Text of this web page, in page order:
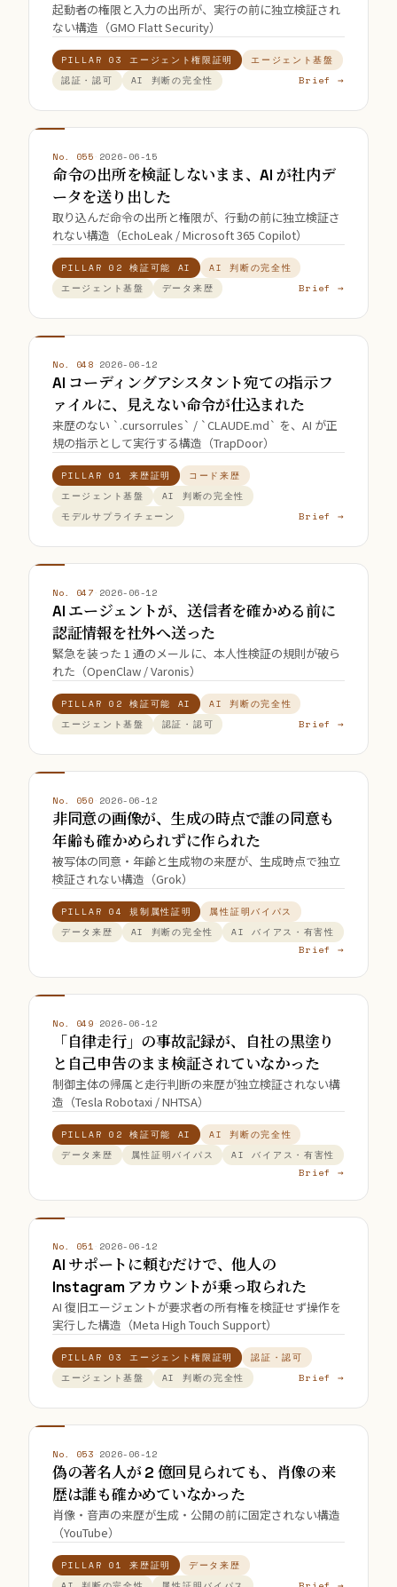
起動者の権限と入力の出所が、実行の前に独立検証され
ない構造（GMO Flatt Security）
PILLAR 03 エージェント権限証明
エージェント基盤
認証・認可
AI 判断の完全性 Brief →
No. 055 2026-06-15
命令の出所を検証しないまま、AI が社内デ
ータを送り出した
取り込んだ命令の出所と権限が、行動の前に独立検証さ
れない構造（EchoLeak / Microsoft 365 Copilot）
PILLAR 02 検証可能 AI
AI 判断の完全性
エージェント基盤
データ来歴 Brief →
No. 048 2026-06-12
AI コーディングアシスタント宛ての指示フ
ァイルに、見えない命令が仕込まれた
来歴のない `.cursorrules` / `CLAUDE.md` を、AI が正
規の指示として実行する構造（TrapDoor）
PILLAR 01 来歴証明
コード来歴
エージェント基盤
AI 判断の完全性
モデルサプライチェーン
Brief →
No. 047 2026-06-12
AI エージェントが、送信者を確かめる前に
認証情報を社外へ送った
緊急を装った 1 通のメールに、本人性検証の規則が破ら
れた（OpenClaw / Varonis）
PILLAR 02 検証可能 AI
AI 判断の完全性
エージェント基盤
認証・認可 Brief →
No. 050 2026-06-12
非同意の画像が、生成の時点で誰の同意も
年齢も確かめられずに作られた
被写体の同意・年齢と生成物の来歴が、生成時点で独立
検証されない構造（Grok）
PILLAR 04 規制属性証明
属性証明バイパス
データ来歴
AI 判断の完全性 AI バイアス・有害性
Brief →
No. 049 2026-06-12
「自律走行」の事故記録が、自社の黒塗り
と自己申告のまま検証されていなかった
制御主体の帰属と走行判断の来歴が独立検証されない構
造（Tesla Robotaxi / NHTSA）
PILLAR 02 検証可能 AI
AI 判断の完全性
データ来歴
属性証明バイパス AI バイアス・有害性
Brief →
No. 051 2026-06-12
AI サポートに頼むだけで、他人の
Instagram アカウントが乗っ取られた
AI 復旧エージェントが要求者の所有権を検証せず操作を
実行した構造（Meta High Touch Support）
PILLAR 03 エージェント権限証明
認証・認可
エージェント基盤
AI 判断の完全性 Brief →
No. 053 2026-06-12
偽の著名人が 2 億回見られても、肖像の来
歴は誰も確かめていなかった
肖像・音声の来歴が生成・公開の前に固定されない構造
（YouTube）
PILLAR 01 来歴証明
データ来歴